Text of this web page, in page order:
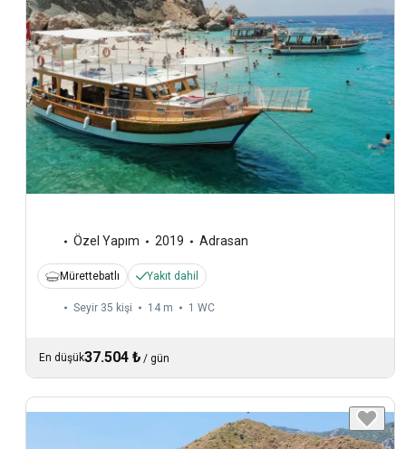
Özel Yapım 2019 Adrasan
Mürettebatlı Yakıt dahil
Seyir 35 kişi 14 m 1 WC
En düşük37.504 ₺ / gün